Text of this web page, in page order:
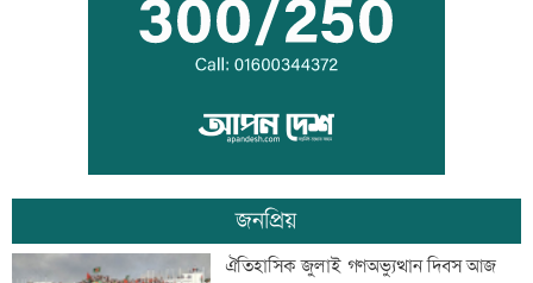
পাঁচ আর্থিক প্রতিষ্ঠান বন্ধের অনুমোদন,
রোববার প্রশাসক নিয়োগ
ঢাকা-ময়মনসিংহ রেল যোগাযোগ স্বাভাবিক
জনপ্রিয়
ঐতিহাসিক জুলাই গণঅভ্যুত্থান দিবস আজ